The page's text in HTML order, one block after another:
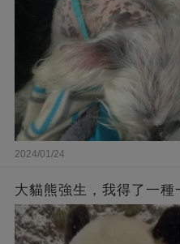
2024/01/24
大貓熊強生，我得了一種